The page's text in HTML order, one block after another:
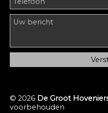
© 2026 De Groot
voorbehouden